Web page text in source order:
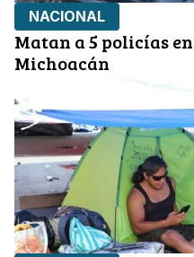
NACIONAL
Matan a 5 policías
Michoacán